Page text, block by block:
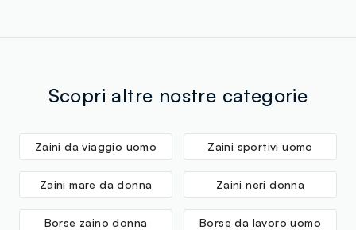
Scopri altre nostre categorie
Zaini da viaggio uomo Zaini sportivi uomo
Zaini mare da donna Zaini neri donna
Borse zaino donna Borse da lavoro uomo